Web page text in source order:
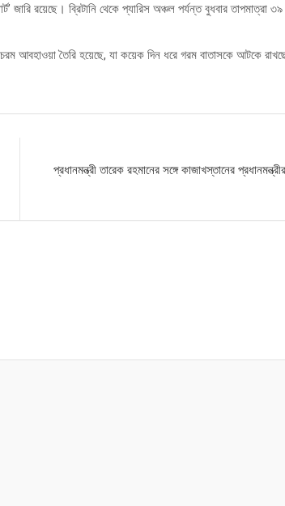
জারি রয়েছে। ব্রিটানি থেকে প্যারিস অঞ্চল পর্যন্ত বুধবার তাপমাত্রা
আবহাওয়া তৈরি হয়েছে, যা কয়েক দিন ধরে গরম বাতাসকে আটকে
প্রধানমন্ত্রী তারেক রহমানের সঙ্গে কাজাখস্তানের